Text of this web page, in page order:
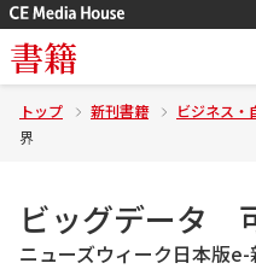
書籍
トップ 新刊書籍 ビジネス・
界
ビッグデータ
ニューズウィーク日本版